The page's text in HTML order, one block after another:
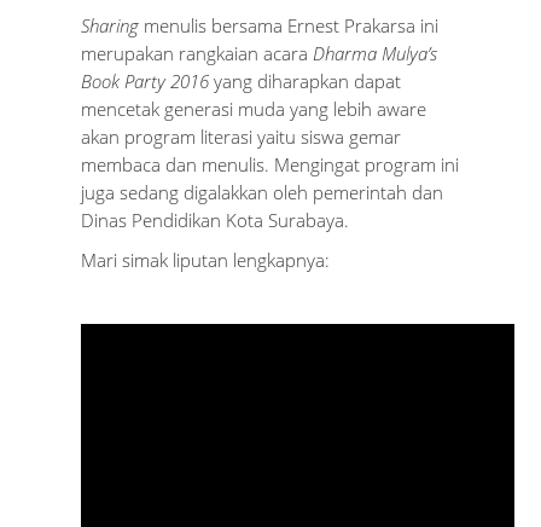
Sharing menulis bersama Ernest Prakarsa ini
merupakan rangkaian acaraDharma Mulya’s
Book Party 2016 yang diharapkan dapat
mencetak generasi muda yang lebih aware
akan program literasi yaitu siswa gemar
membaca dan menulis. Mengingat program ini
juga sedang digalakkan oleh pemerintah dan
Dinas Pendidikan Kota Surabaya.
Mari simak liputan lengkapnya: